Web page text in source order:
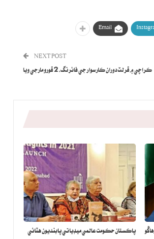
Email
NEXT POST
ڪراچي ۾ ڦرلٽ دوران ڪار سوار جي فائرنگ، 2 ڦورو مارجي ويا
پاڪستان حڪومت عالمي ميڊيا تي پابنديون هٽائي